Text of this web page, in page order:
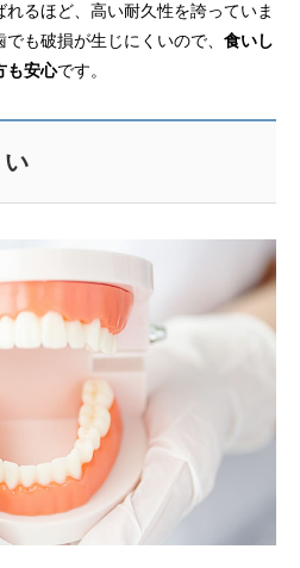
れるほど、高い耐久性を誇っていま
も破損が生じにくいので、 食いし
も安心です。
い